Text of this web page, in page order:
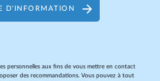
D'INFORMATION
personnelles aux fins de vous mettre en contact
des recommandations. Vous pouvez à tout